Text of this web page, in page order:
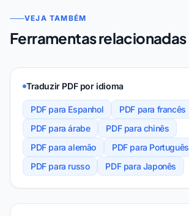
VEJA TAMBÉM
Ferramentas relacionadas
Traduzir PDF por idioma
PDF para Espanhol
PDF para francês
PDF para árabe
PDF para chinês
PDF para alemão
PDF para Português
PDF para russo
PDF para Japonês